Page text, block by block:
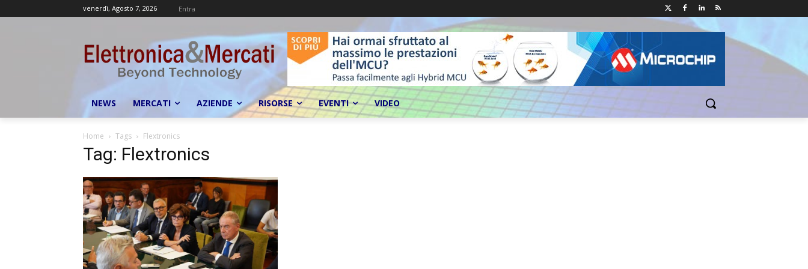
venerdì, Agosto 7, 2026 Entra
NEWS MERCATI AZIENDE RISORSE EVENTI VIDEO
Home Tags Flextronics
Tag: Flextronics